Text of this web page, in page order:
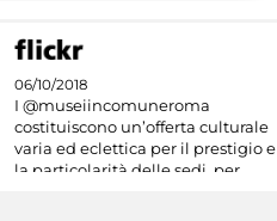
06/10/2018
I @museiincomuneroma
costituiscono un’offerta culturale
varia ed eclettica per il prestigio e
la particolarità delle sedi, per